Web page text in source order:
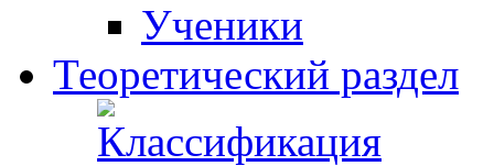
Ученики
Теоретический раздел